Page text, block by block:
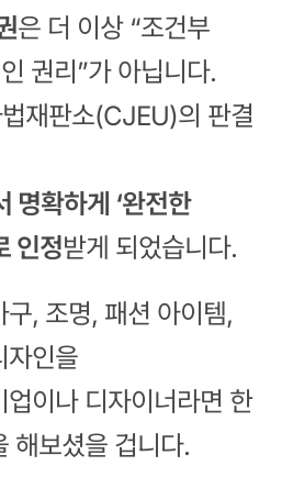
은 더 이상 “조건부
권리”가 아닙니다.
재판소(CJEU)의 판결
명확하게 ‘완전한
인정받게 되었습니다.
, 조명, 패션 아이템,
자인을
업이나 디자이너라면 한
해보셨을 겁니다.